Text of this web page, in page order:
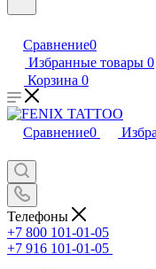
Сравнение0
Избранные товары 0
Корзина 0
Сравнение0
Телефоны
+7 800 101-01-05
+7 916 101-01-05